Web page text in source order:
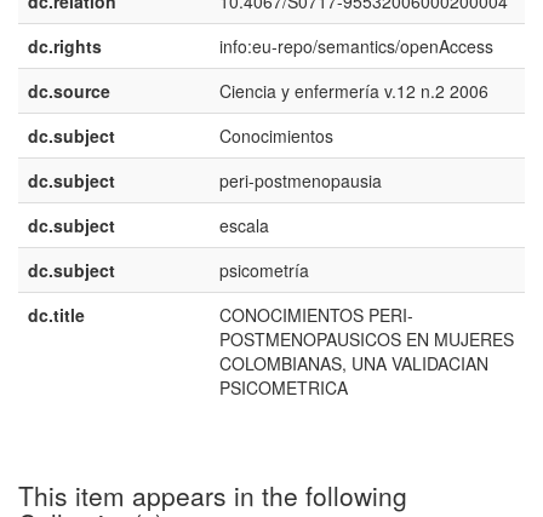
dc.rights
info:eu-repo/semantics/openAccess
dc.source
Ciencia y enfermería v.12 n.2 2006
dc.subject
Conocimientos
dc.subject
peri-postmenopausia
dc.subject
escala
dc.subject
psicometría
dc.title
CONOCIMIENTOS PERI-
POSTMENOPAUSICOS EN MUJERES
COLOMBIANAS, UNA VALIDACIAN
PSICOMETRICA
This item appears in the following